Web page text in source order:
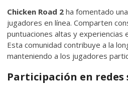
Chicken Road 2 ha fomentado
jugadores en línea. Comparten
puntuaciones altas y experiencias
Esta comunidad contribuye a la
manteniendo a los jugadores
Participación en redes